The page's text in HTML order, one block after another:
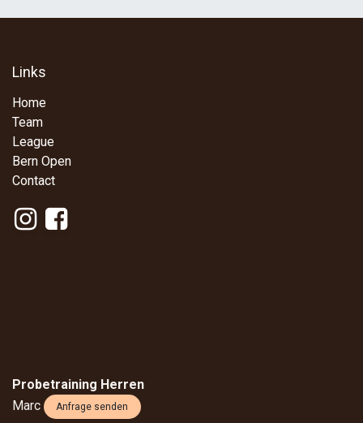
Links
Home
Team
League
Bern Open
Contact
Probetraining Herren
Marc
Anfrage senden